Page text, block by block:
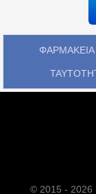
ΦΑΡΜΑΚΕΙΑ
© 2015 - 2026